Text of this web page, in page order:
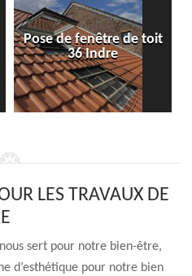
Pose de fenêtre de toit
36 Indre
LES TRAVAUX DE
sert pour notre bien-être,
d’esthétique pour notre bien